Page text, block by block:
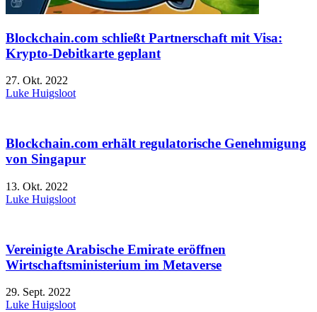
Blockchain.com schließt Partnerschaft mit Visa:
Krypto-Debitkarte geplant
27. Okt. 2022
Luke Huigsloot
Blockchain.com erhält regulatorische Genehmigung
von Singapur
13. Okt. 2022
Luke Huigsloot
Vereinigte Arabische Emirate eröffnen
Wirtschaftsministerium im Metaverse
29. Sept. 2022
Luke Huigsloot